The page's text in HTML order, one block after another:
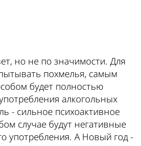
но не по значимости. Для
похмелья, самым
будет полностью
алкогольных
- сильное психоактивное
случае будут негативные
употребления. А Новый год -